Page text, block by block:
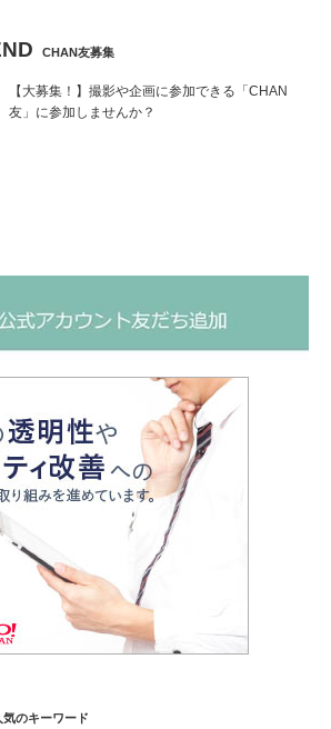
CHAN友募集
【大募集！】撮影や企画に参加できる「CHAN
友」に参加しませんか？
気のキーワード